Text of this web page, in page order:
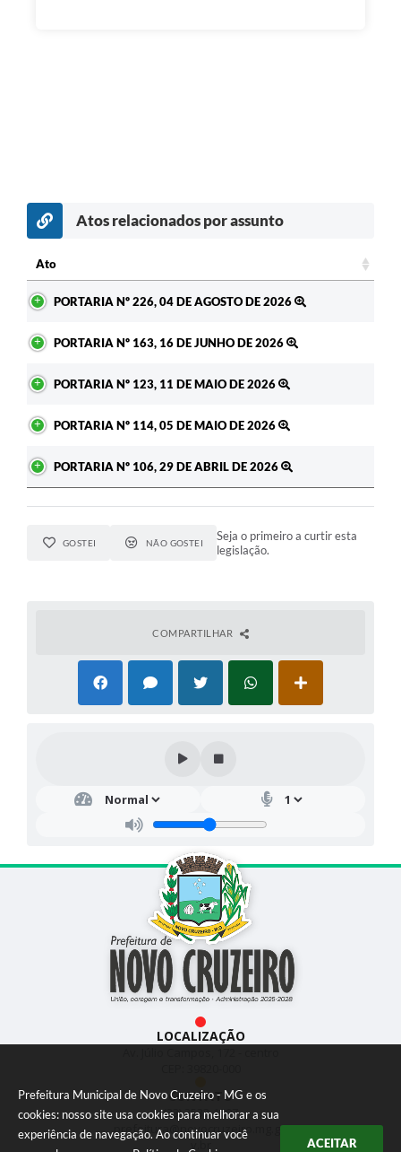
Prefeitura Municipal de Novo Cruzeiro - MG e os
cookies: nosso site usa cookies para melhorar a sua
experiência de navegação. Ao continuar você
ACEITAR
Atos relacionados por assunto
Ato
PORTARIA Nº 226, 04 DE AGOSTO DE 2026
PORTARIA Nº 163, 16 DE JUNHO DE 2026
PORTARIA Nº 123, 11 DE MAIO DE 2026
PORTARIA Nº 114, 05 DE MAIO DE 2026
PORTARIA Nº 106, 29 DE ABRIL DE 2026
GOSTEI NÃO GOSTEI
Seja o primeiro a curtir esta
legislação.
COMPARTILHAR
LOCALIZAÇÃO
CONTATO
(33) 3533-1897
prefeitura@novocruzeiro.mg.go